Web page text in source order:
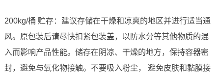
200kg/桶 贮存：建议存储在干燥和凉爽的地区并进行适当通
风。原包装后请尽快扣紧包装盖，以防水分等其他物质的混
入而影响产品性能。储存在阴凉、干燥的地方，保持容器密
封，避免与氧化物接触。不要吸入粉尘， 避免皮肤和黏膜接